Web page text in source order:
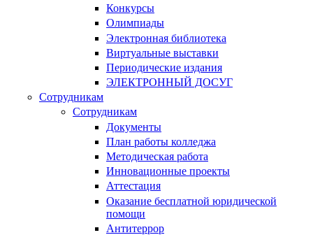
Конкурсы
Олимпиады
Электронная библиотека
Виртуальные выставки
Периодические издания
ЭЛЕКТРОННЫЙ ДОСУГ
Сотрудникам
Сотрудникам
Документы
План работы колледжа
Методическая работа
Инновационные проекты
Аттестация
Оказание бесплатной юридической
помощи
Антитеррор